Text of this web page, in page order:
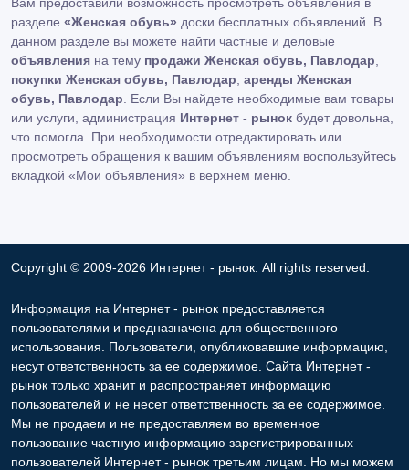
разделе «Женская обувь» доски бесплатных объявлений. В
данном разделе вы можете найти частные и деловые
объявления на тему продажи Женская обувь, Павлодар
покупки Женская обувь, Павлодар аренды Женская
обувь, Павлодар . Если Вы найдете необходимые вам товары
или услуги, администрация Интернет - рынок будет довольна,
что помогла. При необходимости отредактировать или
просмотреть обращения к вашим объявлениям воспользуйтесь
вкладкой «Мои объявления» в верхнем меню.
Copyright © 2009-2026 Интернет - рынок. All rights reserved.
Информация на Интернет - рынок предоставляется
пользователями и предназначена для общественного
использования. Пользователи, опубликовавшие информацию,
несут ответственность за ее содержимое. Сайта Интернет -
рынок только хранит и распространяет информацию
пользователей и не несет ответственность за ее содержимое.
Мы не продаем и не предоставляем во временное
пользование частную информацию зарегистрированных
пользователей Интернет - рынок третьим лицам. Но мы можем